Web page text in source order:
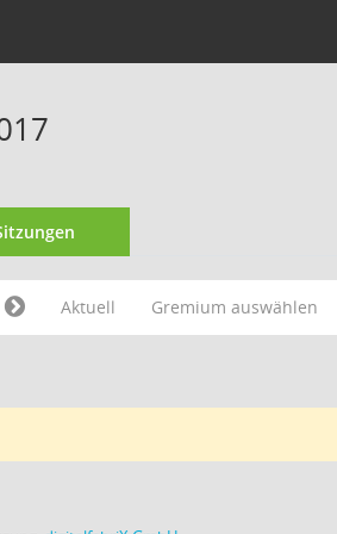
Aktuell Gremium auswählen